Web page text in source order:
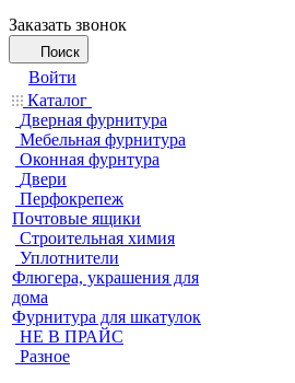
Заказать звонок
Поиск
Войти
Каталог
Дверная фурнитура
Мебельная фурнитура
Оконная фурнтура
Двери
Перфокрепеж
Почтовые ящики
Строительная химия
Уплотнители
Флюгера, украшения для
дома
Фурнитура для шкатулок
НЕ В ПРАЙС
Разное